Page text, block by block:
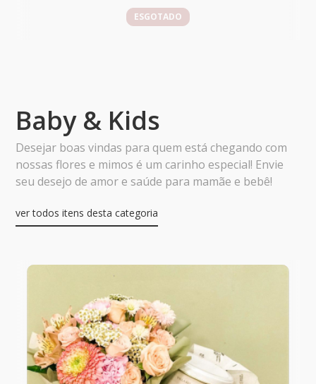
COMPRAR
Baby & Kids
Desejar boas vindas para quem está chegando com
nossas flores e mimos é um carinho especial! Envie
seu desejo de amor e saúde para mamãe e bebê!
ver todos itens desta categoria